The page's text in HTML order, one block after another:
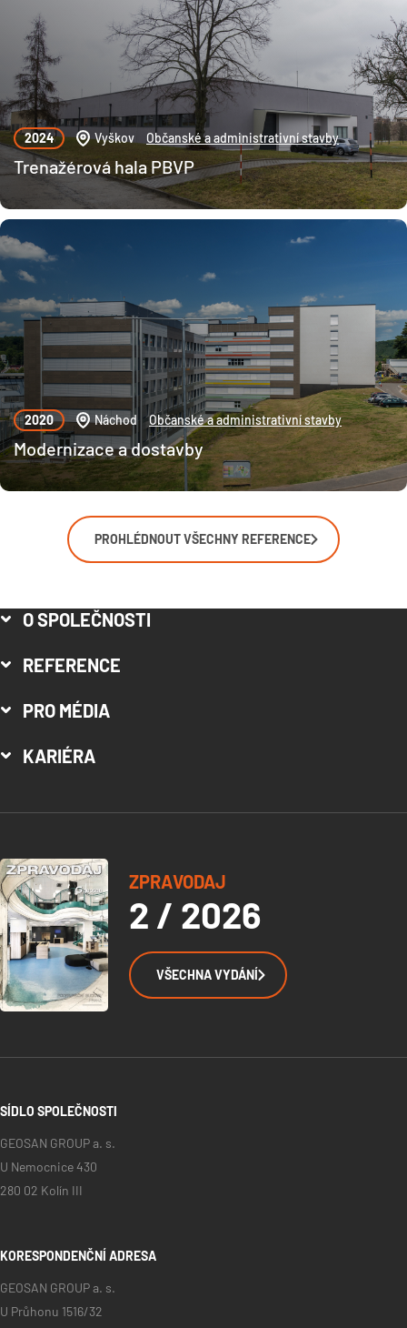
Trenažérová hala PBVP
2024 Vyškov Občanské a administrativní stavby
Modernizace a dostavby
2020 Náchod Občanské a administrativní stavby
PROHLÉDNOUT VŠECHNY REFERENCE
O SPOLEČNOSTI
REFERENCE
PRO MÉDIA
KARIÉRA
ZPRAVODAJ
2 / 2026
VŠECHNA VYDÁNÍ
SÍDLO SPOLEČNOSTI
GEOSAN GROUP a. s.
U Nemocnice 430
280 02 Kolín III
KORESPONDENČNÍ ADRESA
GEOSAN GROUP a. s.
U Průhonu 1516/32